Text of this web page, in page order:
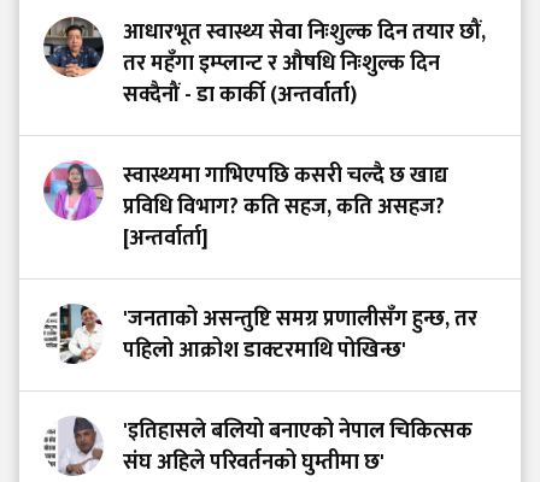
आधारभूत स्वास्थ्य सेवा निःशुल्क दिन तयार छौं,
तर महँगा इम्प्लान्ट र औषधि निःशुल्क दिन
सक्दैनौं - डा कार्की (अन्तर्वार्ता)
स्वास्थ्यमा गाभिएपछि कसरी चल्दै छ खाद्य
प्रविधि विभाग? कति सहज, कति असहज?
[अन्तर्वार्ता]
'जनताको असन्तुष्टि समग्र प्रणालीसँग हुन्छ, तर
पहिलो आक्रोश डाक्टरमाथि पोखिन्छ'
'इतिहासले बलियो बनाएको नेपाल चिकित्सक
संघ अहिले परिवर्तनको घुम्तीमा छ'